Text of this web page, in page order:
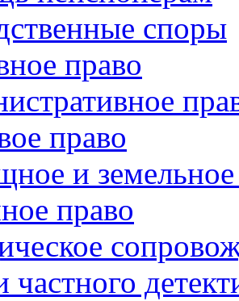
споры
право
право
и земельное
право
частного